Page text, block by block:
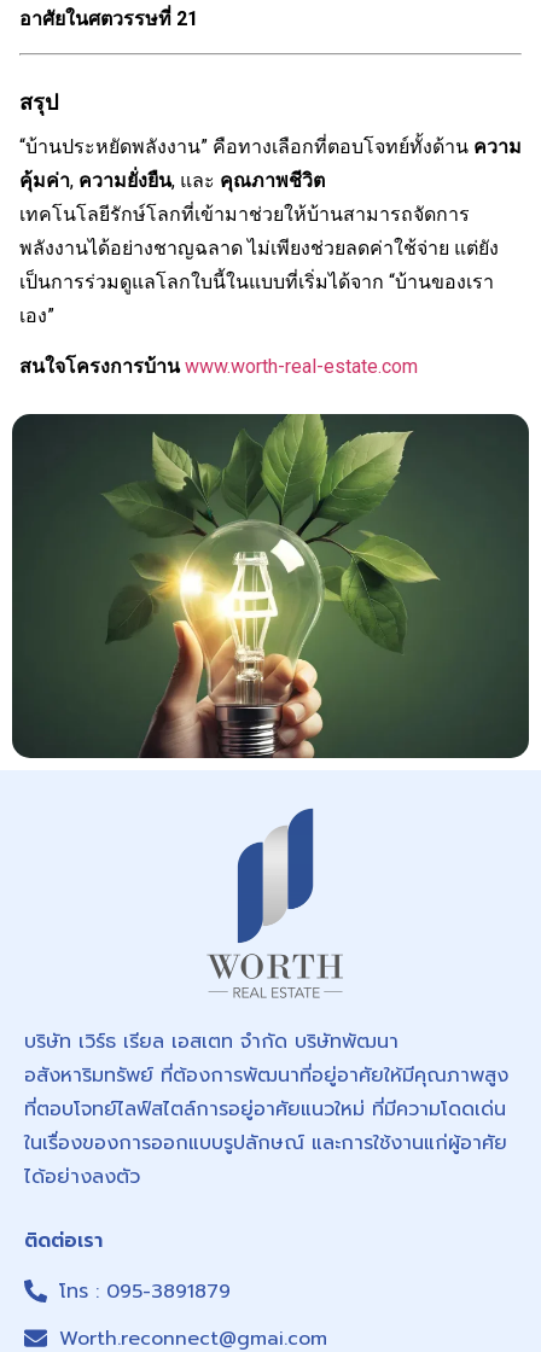
อาศัยในศตวรรษที่ 21
สรุป
“บ้านประหยัดพลังงาน” คือทางเลือกที่ตอบโจทย์ทั้งด้าน ความ
คุ้มค่า, ความยั่งยืน, และ คุณภาพชีวิต
เทคโนโลยีรักษ์โลกที่เข้ามาช่วยให้บ้านสามารถจัดการ
พลังงานได้อย่างชาญฉลาด ไม่เพียงช่วยลดค่าใช้จ่าย แต่ยัง
เป็นการร่วมดูแลโลกใบนี้ในแบบที่เริ่มได้จาก “บ้านของเรา
เอง”
สนใจโครงการบ้าน www.worth-real-estate.com
บริษัท เวิร์ธ เรียล เอสเตท จำกัด บริษัทพัฒนา
อสังหาริมทรัพย์ ที่ต้องการพัฒนาที่อยู่อาศัยให้มีคุณภาพสูง
ที่ตอบโจทย์ไลฟ์สไตล์การอยู่อาศัยแนวใหม่ ที่มีความโดดเด่น
ในเรื่องของการออกแบบรูปลักษณ์ และการใช้งานแก่ผู้อาศัย
ได้อย่างลงตัว
ติดต่อเรา
โทร : 095-3891879
Worth.reconnect@gmai.com